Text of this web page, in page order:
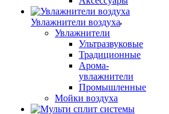
Увлажнители воздуха
Увлажнители
Ультразвуковые
Традиционные
Арома-
увлажнители
Промышленные
Мойки воздуха